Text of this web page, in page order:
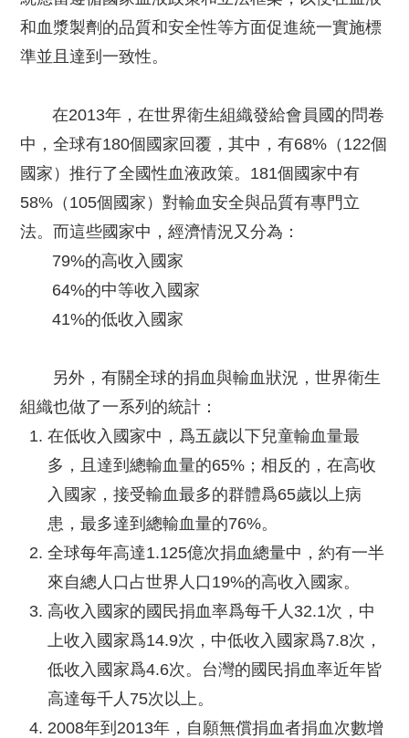
和血漿製劑的品質和安全性等方面促進統一實施標
準並且達到一致性。
在2013年，在世界衛生組織發給會員國的問卷
中，全球有180個國家回覆，其中，有68%（122個
國家）推行了全國性血液政策。181個國家中有
58%（105個國家）對輸血安全與品質有專門立
法。而這些國家中，經濟情況又分為：
79%的高收入國家
64%的中等收入國家
41%的低收入國家
另外，有關全球的捐血與輸血狀況，世界衛生
組織也做了一系列的統計：
在低收入國家中，爲五歲以下兒童輸血量最
多，且達到總輸血量的65%；相反的，在高收
入國家，接受輸血最多的群體爲65歲以上病
患，最多達到總輸血量的76%。
全球每年高達1.125億次捐血總量中，約有一半
來自總人口占世界人口19%的高收入國家。
高收入國家的國民捐血率爲每千人32.1次，中
上收入國家爲14.9次，中低收入國家爲7.8次，
低收入國家爲4.6次。台灣的國民捐血率近年皆
高達每千人75次以上。
2008年到2013年，自願無償捐血者捐血次數增